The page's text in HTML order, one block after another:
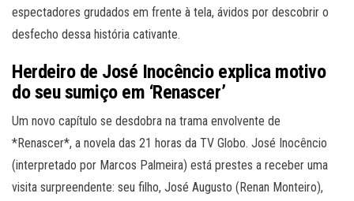
espectadores grudados em frente à tela, ávidos por descobrir o
desfecho dessa história cativante.
Herdeiro de José Inocêncio explica motivo
do seu sumiço em ‘Renascer’
Um novo capítulo se desdobra na trama envolvente de
*Renascer*, a novela das 21 horas da TV Globo. José Inocêncio
(interpretado por Marcos Palmeira) está prestes a receber uma
visita surpreendente: seu filho, José Augusto (Renan Monteiro),